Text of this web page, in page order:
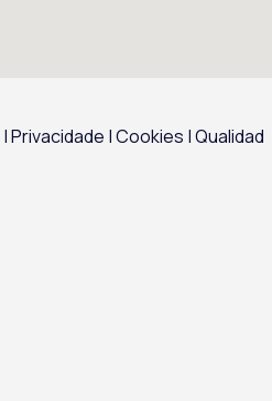
|Privacidade |Cookies |Qualidad